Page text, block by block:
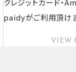
クレジットカード・
paidyがご利用頂け
VIEW